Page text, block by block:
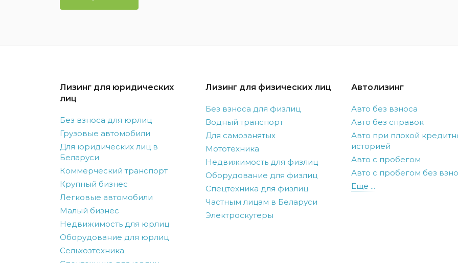
Лизинг для юридических
лиц
Без взноса для юрлиц
Грузовые автомобили
Для юридических лиц в
Беларуси
Коммерческий транспорт
Крупный бизнес
Легковые автомобили
Малый бизнес
Недвижимость для юрлиц
Оборудование для юрлиц
Сельхозтехника
Лизинг для физических лиц
Без взноса для физлиц
Водный транспорт
Для самозанятых
Мототехника
Недвижимость для физлиц
Оборудование для физлиц
Спецтехника для физлиц
Частным лицам в Беларуси
Электроскутеры
Автолизинг
Авто без взноса
Авто без справок
Авто при плохой
историей
Авто с пробегом
Авто с пробегом без
Еще ...